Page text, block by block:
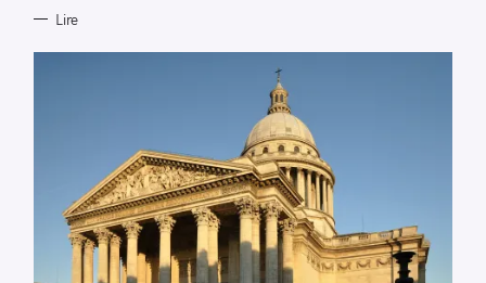
Lire